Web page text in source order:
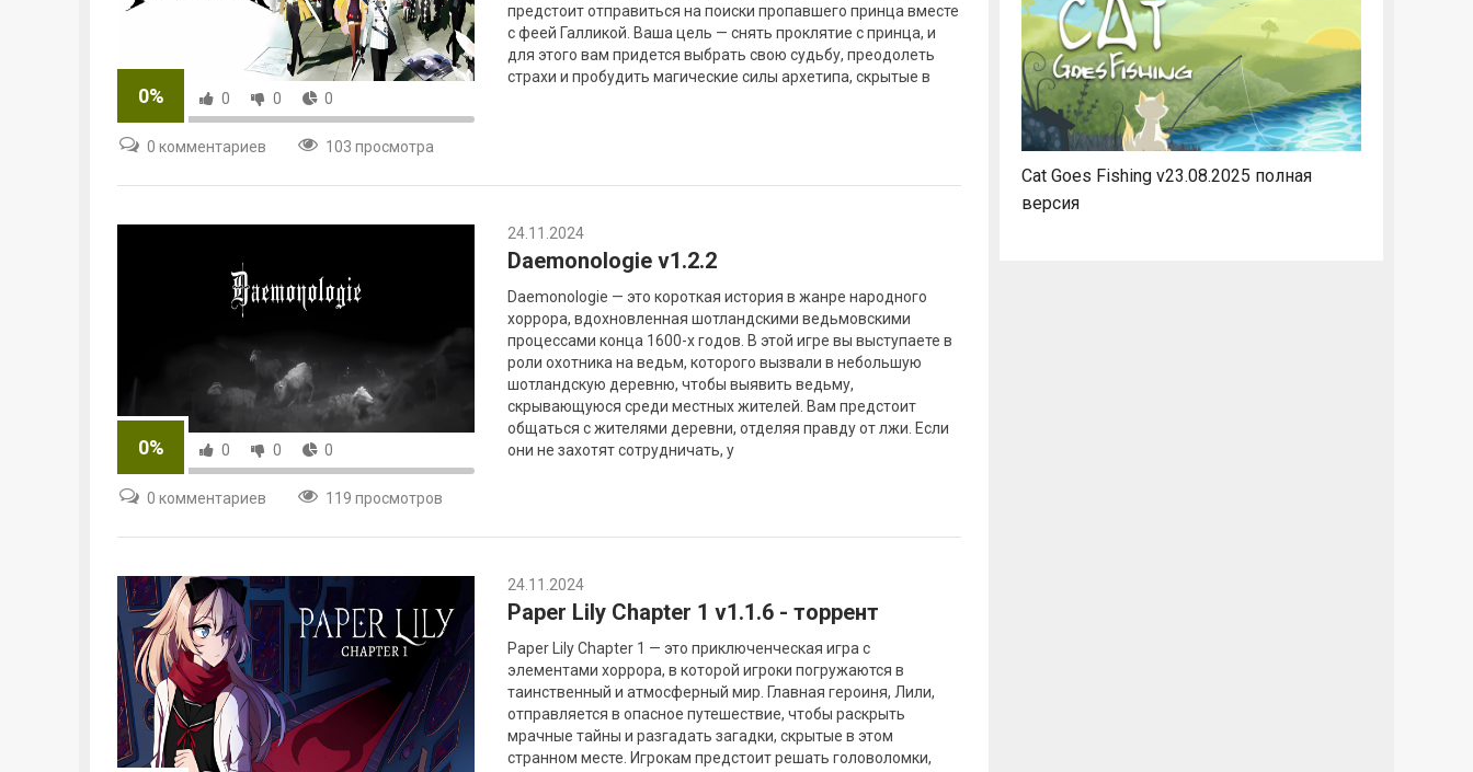
0% 0 0 0
0 комментариев 103 просмотра
предстоит отправиться на поиски пропавшего принца вместе
с феей Галликой. Ваша цель — снять проклятие с принца, и
для этого вам придется выбрать свою судьбу, преодолеть
страхи и пробудить магические силы архетипа, скрытые в
0% 0 0 0
0 комментариев 119 просмотров
24.11.2024
Daemonologie v1.2.2
Daemonologie — это короткая история в жанре народного
хоррора, вдохновленная шотландскими ведьмовскими
процессами конца 1600-х годов. В этой игре вы выступаете в
роли охотника на ведьм, которого вызвали в небольшую
шотландскую деревню, чтобы выявить ведьму,
скрывающуюся среди местных жителей. Вам предстоит
общаться с жителями деревни, отделяя правду от лжи. Если
они не захотят сотрудничать, у
24.11.2024
Paper Lily Chapter 1 v1.1.6 - торрент
Paper Lily Chapter 1 — это приключенческая игра с
элементами хоррора, в которой игроки погружаются в
таинственный и атмосферный мир. Главная героиня, Лили,
отправляется в опасное путешествие, чтобы раскрыть
мрачные тайны и разгадать загадки, скрытые в этом
странном месте. Игрокам предстоит решать головоломки,
Cat Goes Fishing v23.08.2025 полная
версия